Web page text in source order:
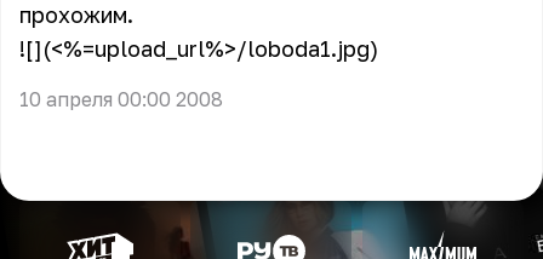
прохожим.
![](<%=upload_url%>/loboda1.jpg)
10 апреля 00:00 2008